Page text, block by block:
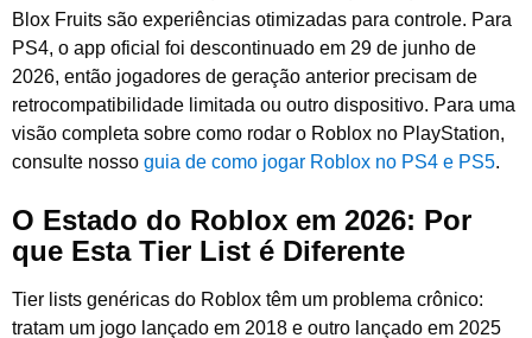
Blox Fruits são experiências otimizadas para controle. Para
PS4, o app oficial foi descontinuado em 29 de junho de
2026, então jogadores de geração anterior precisam de
retrocompatibilidade limitada ou outro dispositivo. Para uma
visão completa sobre como rodar o Roblox no PlayStation,
consulte nosso guia de como jogar Roblox no PS4 e PS5.
O Estado do Roblox em 2026: Por
que Esta Tier List é Diferente
Tier lists genéricas do Roblox têm um problema crônico:
tratam um jogo lançado em 2018 e outro lançado em 2025